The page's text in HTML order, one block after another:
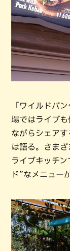
「ワイルドバ
場ではライブも
ながらシェア
は語る。さま
ライブキッチ
ド”なメニュー